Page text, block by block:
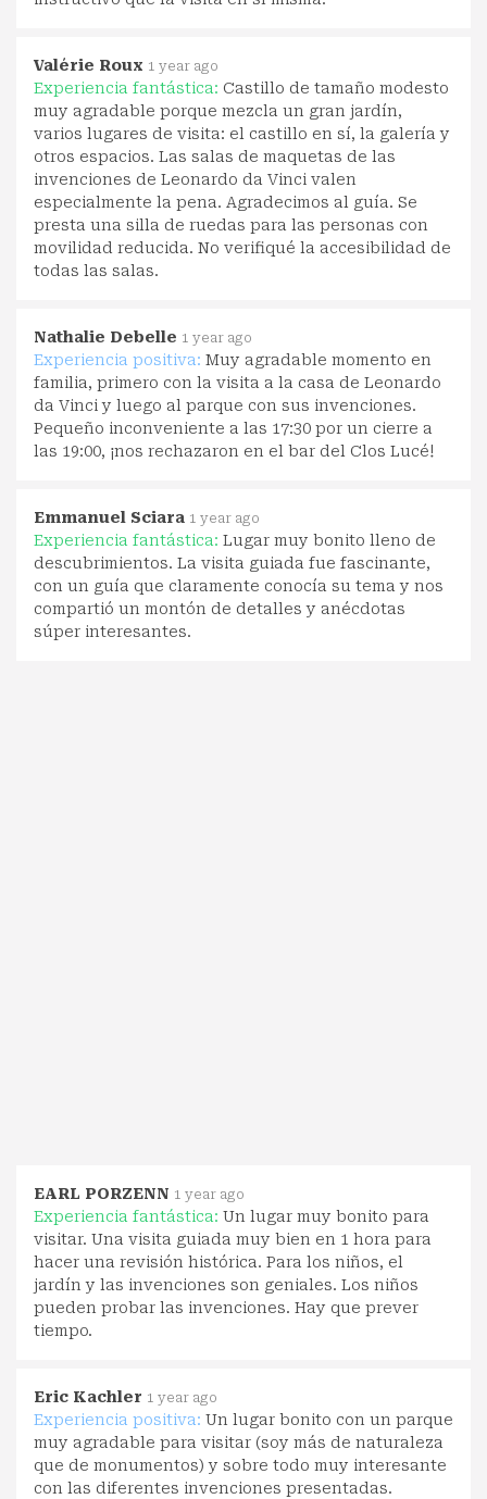
Valérie Roux 1 year ago
Experiencia fantástica: Castillo de tamaño modesto
muy agradable porque mezcla un gran jardín,
varios lugares de visita: el castillo en sí, la galería y
otros espacios. Las salas de maquetas de las
invenciones de Leonardo da Vinci valen
especialmente la pena. Agradecimos al guía. Se
presta una silla de ruedas para las personas con
movilidad reducida. No verifiqué la accesibilidad de
todas las salas.
Nathalie Debelle 1 year ago
Experiencia positiva: Muy agradable momento en
familia, primero con la visita a la casa de Leonardo
da Vinci y luego al parque con sus invenciones.
Pequeño inconveniente a las 17:30 por un cierre a
las 19:00, ¡nos rechazaron en el bar del Clos Lucé!
Emmanuel Sciara 1 year ago
Experiencia fantástica: Lugar muy bonito lleno de
descubrimientos. La visita guiada fue fascinante,
con un guía que claramente conocía su tema y nos
compartió un montón de detalles y anécdotas
súper interesantes.
EARL PORZENN 1 year ago
Experiencia fantástica: Un lugar muy bonito para
visitar. Una visita guiada muy bien en 1 hora para
hacer una revisión histórica. Para los niños, el
jardín y las invenciones son geniales. Los niños
pueden probar las invenciones. Hay que prever
tiempo.
Eric Kachler 1 year ago
Experiencia positiva: Un lugar bonito con un parque
muy agradable para visitar (soy más de naturaleza
que de monumentos) y sobre todo muy interesante
con las diferentes invenciones presentadas.